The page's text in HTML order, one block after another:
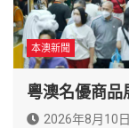
本澳新聞
粵澳名優商品
2026年8月10日